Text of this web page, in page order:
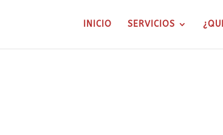
INICIO SERVICIOS